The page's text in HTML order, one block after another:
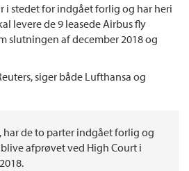
i stedet for indgået forlig og har heri
levere de 9 leasede Airbus fly
slutningen af december 2018 og
siger både Lufthansa og
de to parter indgået forlig og
afprøvet ved High Court i